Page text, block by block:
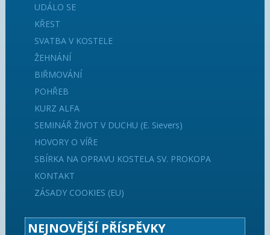
UDÁLO SE
KŘEST
SVATBA V KOSTELE
ŽEHNÁNÍ
BIŘMOVÁNÍ
POHŘEB
KURZ ALFA
SEMINÁŘ ŽIVOT V DUCHU (E. Sievers)
HOVORY O VÍŘE
SBÍRKA NA OPRAVU KOSTELA SV. PROKOPA
KONTAKT
ZÁSADY COOKIES (EU)
NEJNOVĚJŠÍ PŘÍSPĚVKY